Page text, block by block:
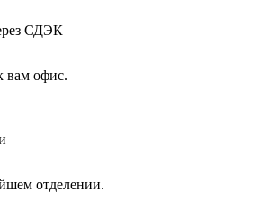
СДЭК
вам офис.
отделении.